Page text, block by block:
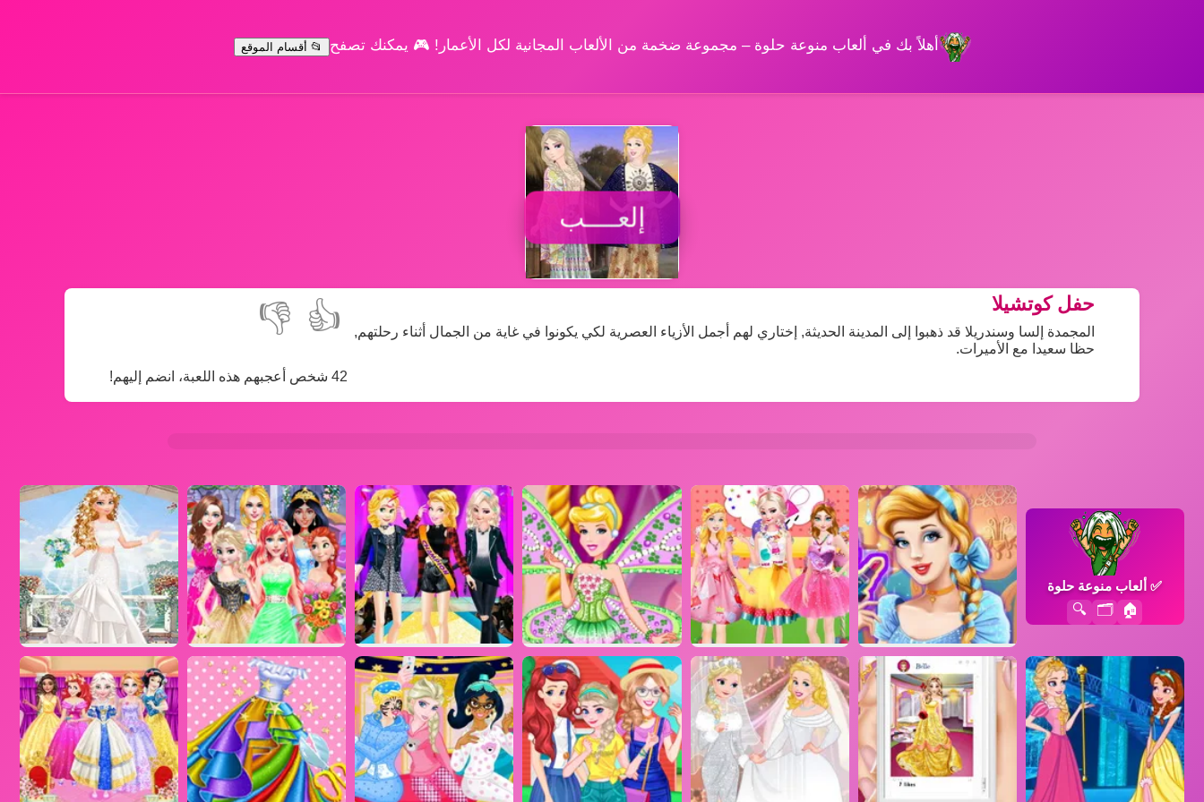
أهلاً بك في ألعاب منوعة حلوة – مجموعة ضخمة من الألعاب المجانية لكل الأعمار! 🎮 يمكنك تصفح 📂 أقسام الموقع
إلعــــب
👍
👎
42 شخص أعجبهم هذه اللعبة، انضم إليهم!
حفل كوتشيلا
المجمدة إلسا وسندريلا قد ذهبوا إلى المدينة الحديثة, إختاري لهم أجمل الأزياء العصرية لكي يكونوا في غاية من الجمال أثناء رحلتهم,
حظا سعيدا مع الأميرات.
✅ألعاب منوعة حلوة
🏠
🗂️
🔍